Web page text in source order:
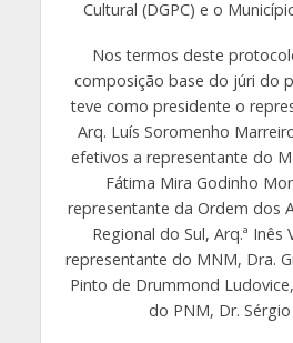
Cultural (DGPC) e o
Nos termos deste
composição base do júri do
teve como presidente o
Arq. Luís Soromenho
efetivos a representante do
Fátima Mira Godinho
representante da Ordem dos
Regional do Sul, Arq.ª Inês
representante do MNM, Dra.
Pinto de Drummond
do PNM, Dr.